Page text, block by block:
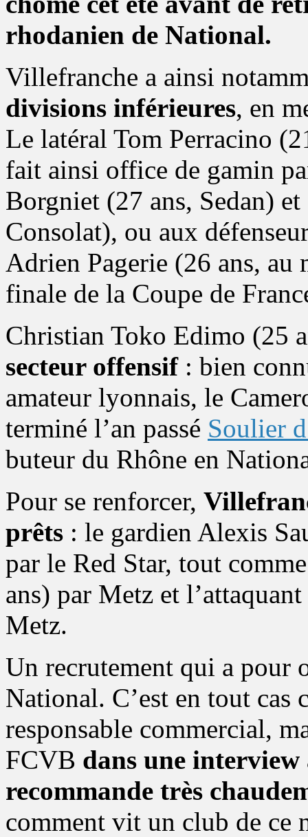
rhodanien de National.
Villefranche a ainsi
divisions inférieures, en
Le latéral Tom Perracino
fait ainsi office de gamin
Borgniet (27 ans, Sedan)
Consolat), ou aux
Adrien Pagerie (26 ans, au
finale de la Coupe de
Christian Toko Edimo (25
secteur offensif: bien
amateur lyonnais, le
terminé l’an passé Soulier
buteur du Rhône en
Pour se renforcer,
prêts : le gardien Alexis
par le Red Star, tout
ans) par Metz et
Metz.
Un recrutement qui a pour
National. C’est en tout cas
responsable commercial,
FCVB dans une interview
recommande très
comment vit un club de ce